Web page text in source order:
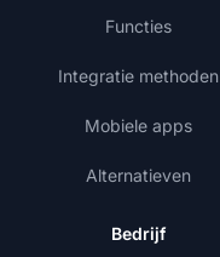
Functies
Integratie methoden
Mobiele apps
Alternatieven
Bedrijf